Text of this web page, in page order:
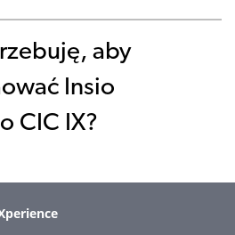
aby
Insio
CIC IX?